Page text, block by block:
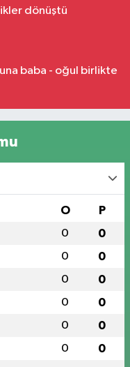
dönüştü
baba - oğul birlikte
O P
0 0
0 0
0 0
0 0
0 0
0 0